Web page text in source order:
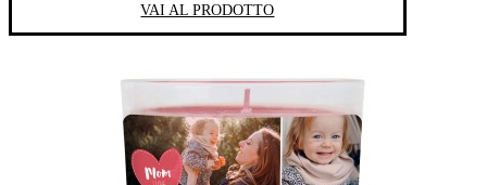
VAI AL PRODOTTO